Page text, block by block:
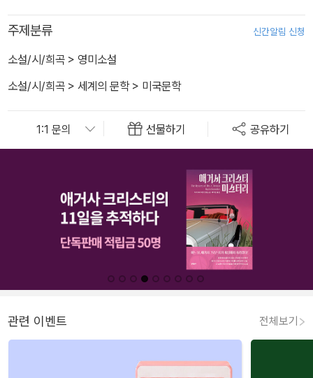
주제분류 신간알림 신청
소설/시/희곡 > 영미소설
소설/시/희곡 > 세계의 문학> 미국문학
선물하기 공유하기
관련 이벤트 전체보기